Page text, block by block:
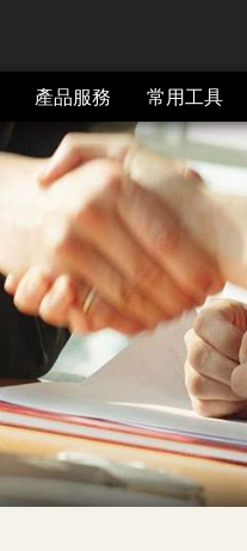
產品服務 常用工具